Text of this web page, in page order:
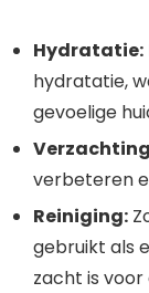
Hydratatie:
hydratatie,
gevoelige
verbeteren
Reiniging:
gebruikt als
zacht is